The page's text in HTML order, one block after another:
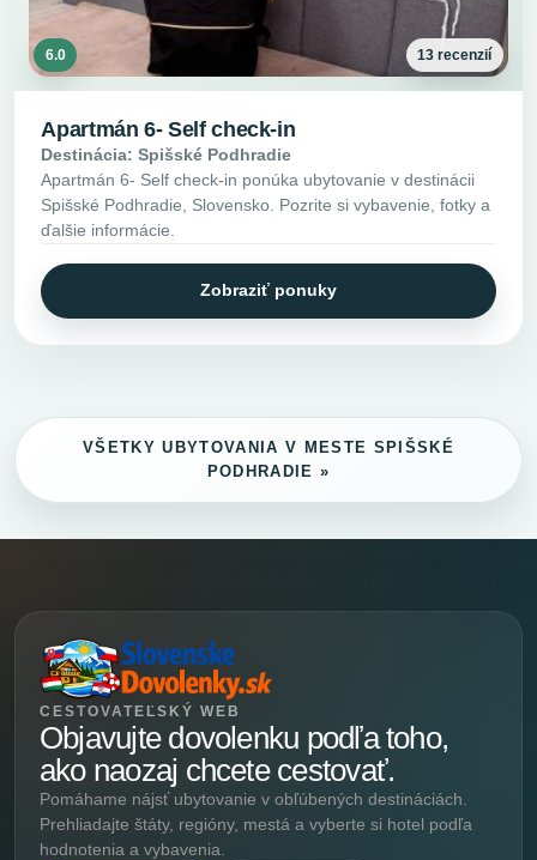
6.0 13 recenzií
Apartmán 6- Self check-in
Destinácia: Spišské Podhradie
Apartmán 6- Self check-in ponúka ubytovanie v destinácii
Spišské Podhradie, Slovensko. Pozrite si vybavenie, fotky a
ďalšie informácie.
Zobraziť ponuky
VŠETKY UBYTOVANIA V MESTE SPIŠSKÉ
PODHRADIE »
CESTOVATEĽSKÝ WEB
Objavujte dovolenku podľa toho,
ako naozaj chcete cestovať.
Pomáhame nájsť ubytovanie v obľúbených destináciách.
Prehliadajte štáty, regióny, mestá a vyberte si hotel podľa
hodnotenia a vybavenia.